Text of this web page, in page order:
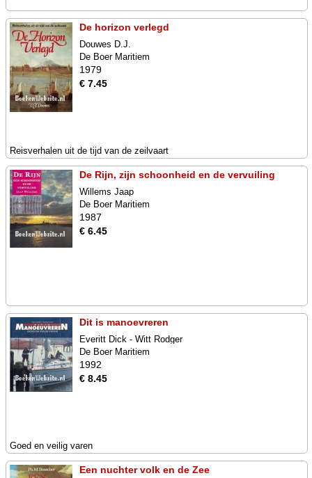
De horizon verlegd
Douwes D.J.
De Boer Maritiem
1979
€ 7.45
Reisverhalen uit de tijd van de zeilvaart
De Rijn, zijn schoonheid en de vervuiling
Willems Jaap
De Boer Maritiem
1987
€ 6.45
Dit is manoevreren
Everitt Dick - Witt Rodger
De Boer Maritiem
1992
€ 8.45
Goed en veilig varen
Een nuchter volk en de Zee